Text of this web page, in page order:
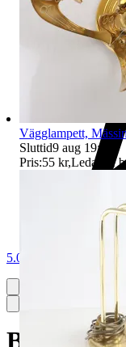
5.0
Vägglampett,
Sluttid9 aug 19:25
Pris:55 kr,Ledande